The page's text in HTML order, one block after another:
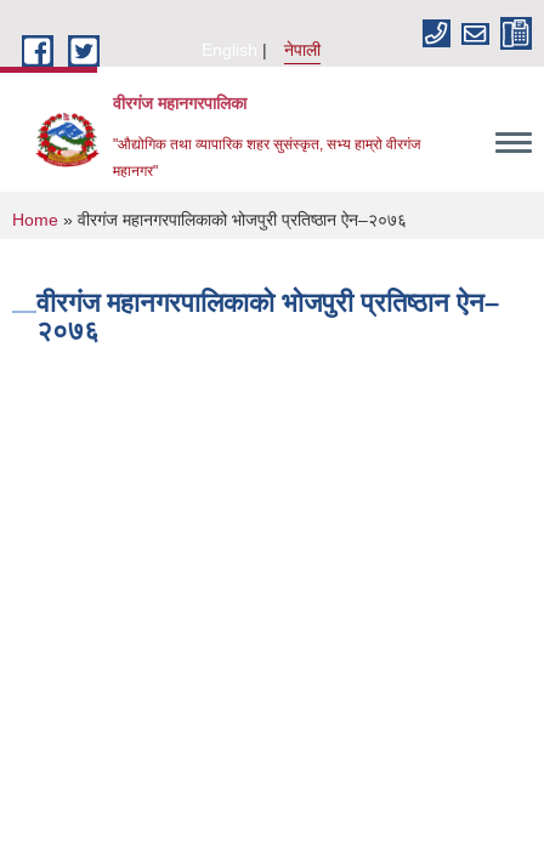
English
नेपाली
वीरगंज महानगरपालिका
"औद्योगिक तथा व्यापारिक शहर सुसंस्कृत, सभ्य हाम्रो वीरगंज
महानगर"
You are here
Home » वीरगंज महानगरपालिकाको भोजपुरी प्रतिष्ठान ऐन–२०७६
वीरगंज महानगरपालिकाको भोजपुरी प्रतिष्ठान ऐन–
२०७६